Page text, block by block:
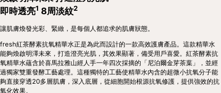
即時透亮1 8周淡紋2
讓肌膚煥發光彩、緊緻，是每個人都追求的肌膚狀態。
fresh紅茶酵素抗氧精華水正是為此而設計的一款高效護膚產品。這款精華水
能夠煥啟明澤未來，打造澄亮光肌，其效果顯著，備受用戶喜愛。紅茶酵素抗
氧精華水蘊含於喜馬拉雅山經人手一年四次採摘的「尼泊爾金芽茶葉」，並經
過獨家雙重發酵工藝處理。這種獨特的工藝使精華水內含的超微小抗氧分子能
夠直接穿透20多層肌膚，深入底層，從細胞開始根源抗氧修護，提供強效的抗
氧化效果。